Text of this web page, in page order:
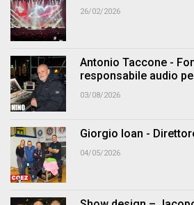
26/02/2026
Antonio Taccone -
responsabile audio
03/08/2026
Giorgio Ioan -
04/05/2026